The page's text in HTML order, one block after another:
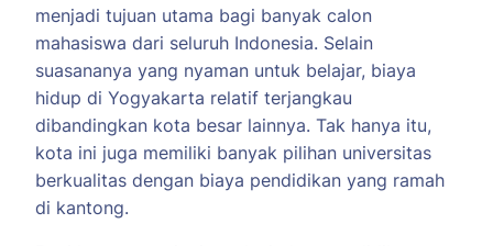
menjadi tujuan utama bagi banyak calon
mahasiswa dari seluruh Indonesia. Selain
suasananya yang nyaman untuk belajar, biaya
hidup di Yogyakarta relatif terjangkau
dibandingkan kota besar lainnya. Tak hanya itu,
kota ini juga memiliki banyak pilihan universitas
berkualitas dengan biaya pendidikan yang ramah
di kantong.